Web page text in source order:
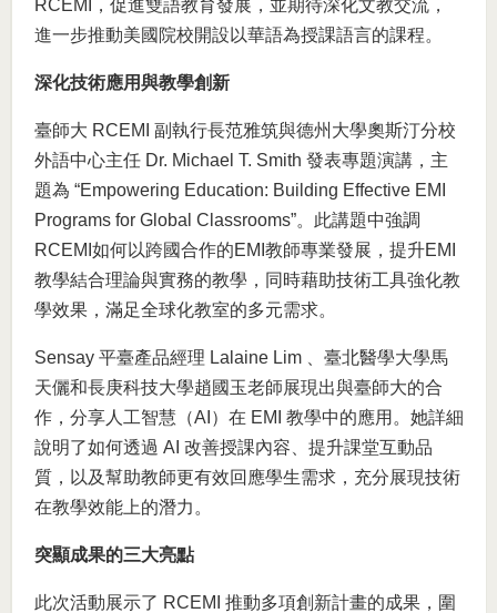
RCEMI，促進雙語教育發展，並期待深化文教交流，
進一步推動美國院校開設以華語為授課語言的課程。
深化技術應用與教學創新
臺師大 RCEMI 副執行長范雅筑與德州大學奧斯汀分校
外語中心主任 Dr. Michael T. Smith 發表專題演講，主
題為 “Empowering Education: Building Effective EMI
Programs for Global Classrooms”。此講題中強調
RCEMI如何以跨國合作的EMI教師專業發展，提升EMI
教學結合理論與實務的教學，同時藉助技術工具強化教
學效果，滿足全球化教室的多元需求。
Sensay 平臺產品經理 Lalaine Lim 、臺北醫學大學馬
天儷和長庚科技大學趙國玉老師展現出與臺師大的合
作，分享人工智慧（AI）在 EMI 教學中的應用。她詳細
說明了如何透過 AI 改善授課內容、提升課堂互動品
質，以及幫助教師更有效回應學生需求，充分展現技術
在教學效能上的潛力。
突顯成果的三大亮點
此次活動展示了 RCEMI 推動多項創新計畫的成果，圍